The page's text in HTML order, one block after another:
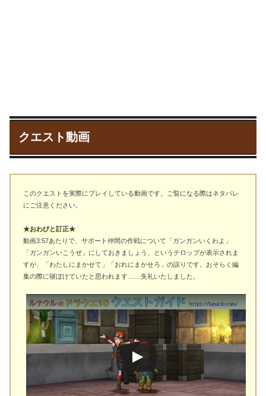
クエスト動画
このクエストを実際にプレイしている動画です。ご覧になる際はネタバレ
にご注意ください。
★おわびと訂正★
動画3:57あたりで、サポート仲間の作戦について「ガンガンいくわよ」
「ガンガンいこうぜ」にしておきましょう、というテロップが表示されま
すが、「わたしにまかせて」「おれにまかせろ」の誤りです。おそらく編
集の際に寝ぼけていたと思われます……失礼いたしました。